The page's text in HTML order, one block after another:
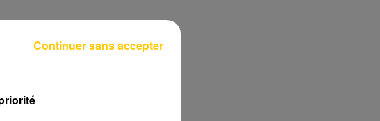
le pays
Continuer sans accepter